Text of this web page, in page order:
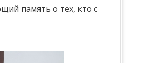
память о тех, кто с